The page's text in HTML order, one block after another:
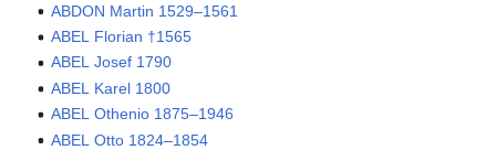
ABDON Martin 1529–1561
ABEL Florian †1565
ABEL Josef 1790
ABEL Karel 1800
ABEL Othenio 1875–1946
ABEL Otto 1824–1854